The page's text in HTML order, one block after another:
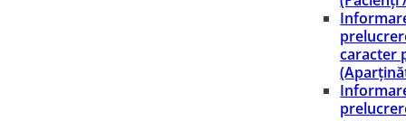
caracter